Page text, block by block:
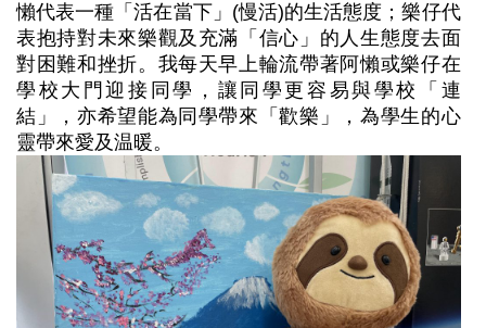
懶代表一種「活在當下」(慢活)的生活態度；樂仔代
表抱持對未來樂觀及充滿「信心」的人生態度去面
對困難和挫折。我每天早上輪流帶著阿懶或樂仔在
學校大門迎接同學，讓同學更容易與學校「連
結」，亦希望能為同學帶來「歡樂」，為學生的心
靈帶來愛及温暖。